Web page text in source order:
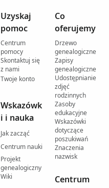
Uzyskaj
pomoc
Centrum
pomocy
Skontaktuj się
z nami
Twoje konto
Wskazówk
i i nauka
Jak zacząć
Centrum nauki
Projekt
genealogiczny
Wiki
Co
oferujemy
Drzewo
genealogiczne
Zapisy
genealogiczne
Udostępnianie
zdjęć
rodzinnych
Zasoby
edukacyjne
Wskazówki
dotyczące
poszukiwań
Znaczenia
nazwisk
Centrum